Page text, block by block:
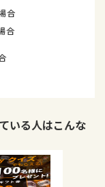
合
合
いる人はこんな